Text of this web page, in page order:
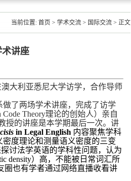
当前位置: 首页 > 学术交流 > 国际交流 > 正文
讲座
大利亚悉尼大学访学，合作导师
了两场学术讲座，完成了访学
Theory理论的创始人）亲自
授的讲座是本学期最后一次。讲
in Legal English 内容聚焦学科
度理论和测量语义密度的三变
探讨法学英语的学科性问题，认为
density）高，不能被日常词汇所
圈也有学者通过网络直播收看讲